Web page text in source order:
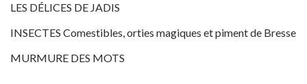
LES DÉLICES DE JADIS
INSECTES Comestibles, orties magiques et piment de Bresse
MURMURE DES MOTS